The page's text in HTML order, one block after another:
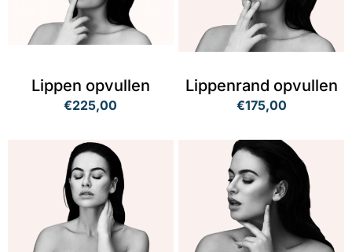
Lippen opvullen
€225,00
Lippenrand opvullen
€175,00